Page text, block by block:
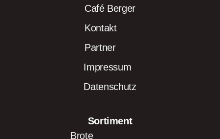
Café Berger
Kontakt
Partner
Impressum
Datenschutz
Sortiment
Brote